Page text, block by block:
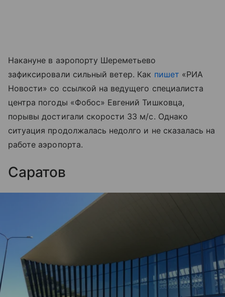
Накануне в аэропорту Шереметьево
зафиксировали сильный ветер. Как пишет «РИА
Новости» со ссылкой на ведущего специалиста
центра погоды «Фобос» Евгений Тишковца,
порывы достигали скорости 33 м/с. Однако
ситуация продолжалась недолго и не сказалась на
работе аэропорта.
Саратов